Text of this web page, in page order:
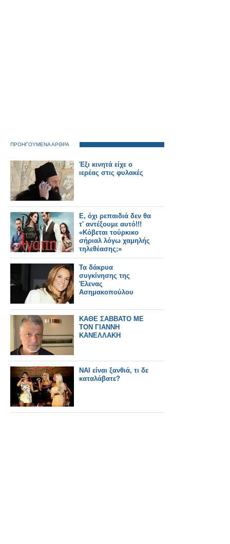
ΠΡΟΗΓΟΥΜΕΝΑ ΑΡΘΡΑ
Έξι κινητά είχε ο
ιερέας στις φυλακές
Ε, όχι ρεπαιδιά δεν θα
τ' αντέξουμε αυτό!!!
«Κόβεται τούρκικο
σήριαλ λόγω χαμηλής
τηλεθέασης;»
Τα δάκρυα
συγκίνησης της
Έλενας
Ασημακοπούλου
ΚΑΘΕ ΣΑΒΒΑΤΟ ΜΕ
ΤΟΝ ΓΙΑΝΝΗ
ΚΑΝΕΛΛΑΚΗ
ΝΑΙ είναι ξανθιά, τι δε
καταλάβατε?